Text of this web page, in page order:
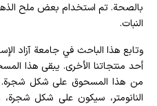
بالصحة. تم استخدام بعض ملح
النبات.
وتابع هذا الباحث في جامعة آزاد
أحد منتجاتنا الأخرى. يبقى هذا
من هذا المسحوق على شكل شجرة.
النانومتر، سيكون على شكل شجرة،